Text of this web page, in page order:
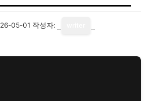
05-01 작성자: